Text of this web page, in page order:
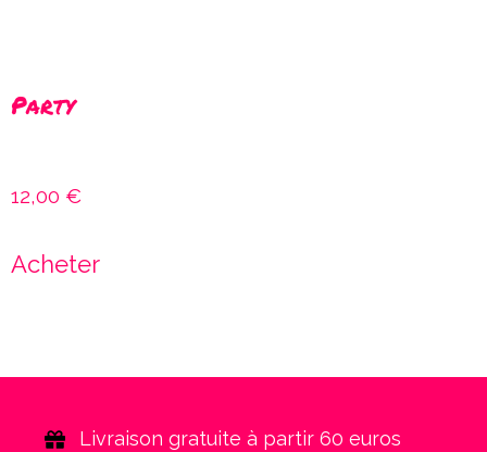
Party
12,00 €
Acheter
Livraison gratuite à partir 60 euros